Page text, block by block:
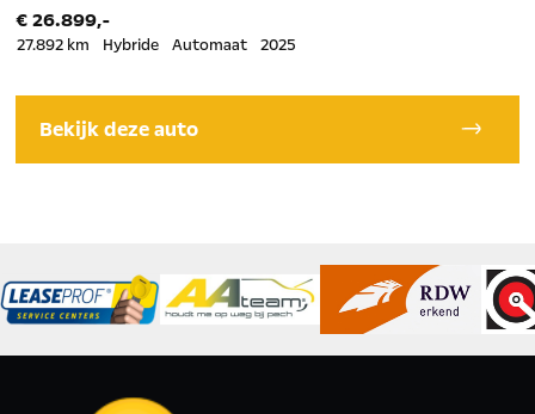
€ 26.899,-
27.892 km Hybride Automaat 2025
Bekijk deze auto